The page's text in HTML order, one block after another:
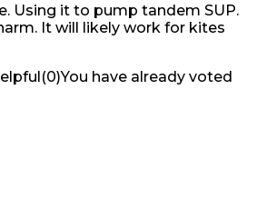
Using it to pump tandem SUP.
It will likely work for kites
(0)You have already voted